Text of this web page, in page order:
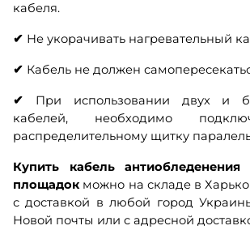
кабеля.
✔ Не укорачивать нагревательный
✔ Кабель не должен
✔ При использовании двух и
кабелей, необходимо
распределительному щитку
Купить кабель
площадок можно на складе в
с доставкой в любой город
Новой почты или с адресной